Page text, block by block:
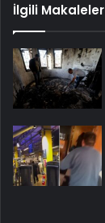
İlgili Makaleler